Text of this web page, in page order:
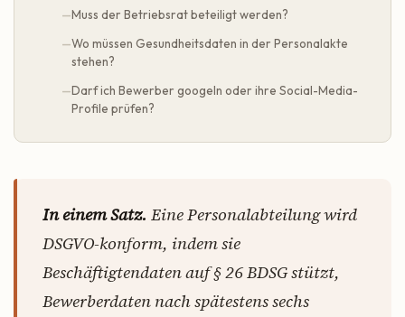
Muss der Betriebsrat beteiligt werden?
Wo müssen Gesundheitsdaten in der Personalakte
stehen?
Darf ich Bewerber googeln oder ihre Social-Media-
Profile prüfen?
In einem Satz. Eine Personalabteilung wird
DSGVO-konform, indem sie
Beschäftigtendaten auf § 26 BDSG stützt,
Bewerberdaten nach spätestens sechs